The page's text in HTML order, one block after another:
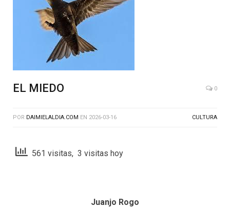
EL MIEDO 0
POR DAIMIELALDIA.COM EN 2026-03-16 CULTURA
561 visitas, 3 visitas hoy
Juanjo Rogo